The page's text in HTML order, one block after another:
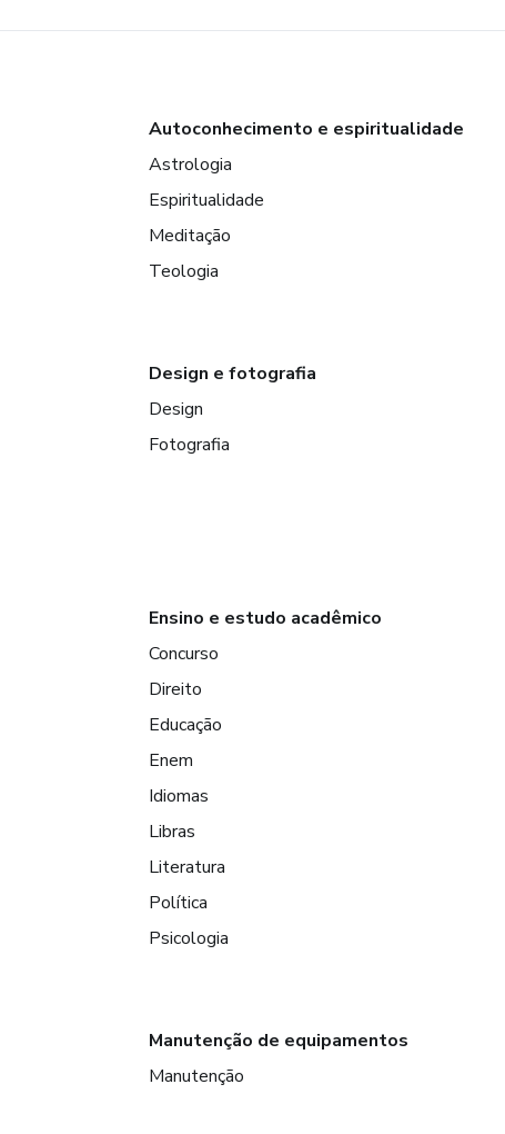
Autoconhecimento e espiritualidade
Astrologia
Espiritualidade
Meditação
Teologia
Design e fotografia
Design
Fotografia
Ensino e estudo acadêmico
Concurso
Direito
Educação
Enem
Idiomas
Libras
Literatura
Política
Psicologia
Manutenção de equipamentos
Manutenção